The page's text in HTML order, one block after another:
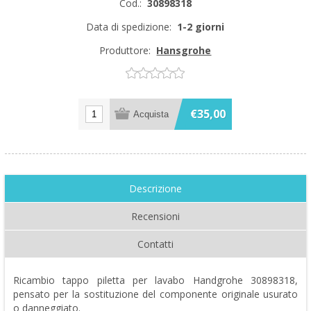
Cod.: 30898318
Data di spedizione: 1-2 giorni
Produttore: Hansgrohe
€35,00
Descrizione
Recensioni
Contatti
Ricambio tappo piletta per lavabo Handgrohe 30898318,
pensato per la sostituzione del componente originale usurato
o danneggiato.